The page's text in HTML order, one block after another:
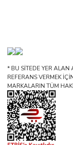
* BU SİTEDE YER ALAN
REFERANS VERMEK
MARKALARIN TÜM